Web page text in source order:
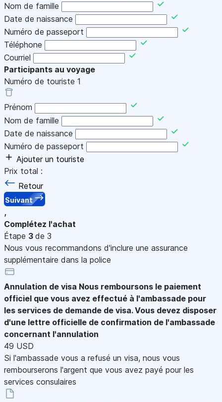
Nom de famille
Date de naissance
Numéro de passeport
Téléphone
Courriel
Participants au voyage
Numéro de touriste 1
Prénom
Nom de famille
Date de naissance
Numéro de passeport
Ajouter un touriste
Prix total :
Retour
Suivant
,
Complétez l'achat
Étape 3 de 3
Nous vous recommandons d'inclure une assurance
supplémentaire dans la police
Annulation de visa Nous remboursons le paiement
officiel que vous avez effectué à l'ambassade pour
les services de demande de visa. Vous devez disposer
d'une lettre officielle de confirmation de l'ambassade
concernant l'annulation
49 USD
Si l'ambassade vous a refusé un visa, nous vous
rembourserons l'argent que vous avez payé pour les
services consulaires